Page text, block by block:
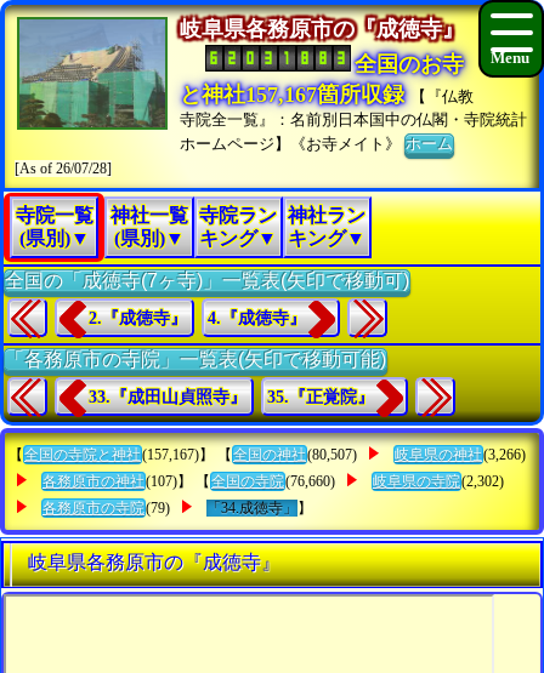
岐阜県各務原市の『成徳寺』
全国のお寺
と神社157,167箇所収録
【『仏教
寺院全一覧』：名前別日本国中の仏閣・寺院統計
ホームページ】《お寺メイト》ホーム
[As of 26/07/28]
寺院一覧
(県別)▼
神社一覧
(県別)▼
寺院ラン
キング▼
神社ラン
キング▼
全国の「成徳寺(7ヶ寺)」一覧表(矢印で移動可)
2.『成徳寺』 4.『成徳寺』
「各務原市の寺院」一覧表(矢印で移動可能)
33.『成田山貞照寺』 35.『正覚院』
【 全国の寺院と神社(157,167)】 【 全国の神社(80,507) 岐阜県の神社(3,266)
各務原市の神社(107)】 【 全国の寺院(76,660) 岐阜県の寺院(2,302)
各務原市の寺院(79) 「34.成徳寺」 】
岐阜県各務原市の『成徳寺』